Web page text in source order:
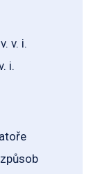
v. i.
i.